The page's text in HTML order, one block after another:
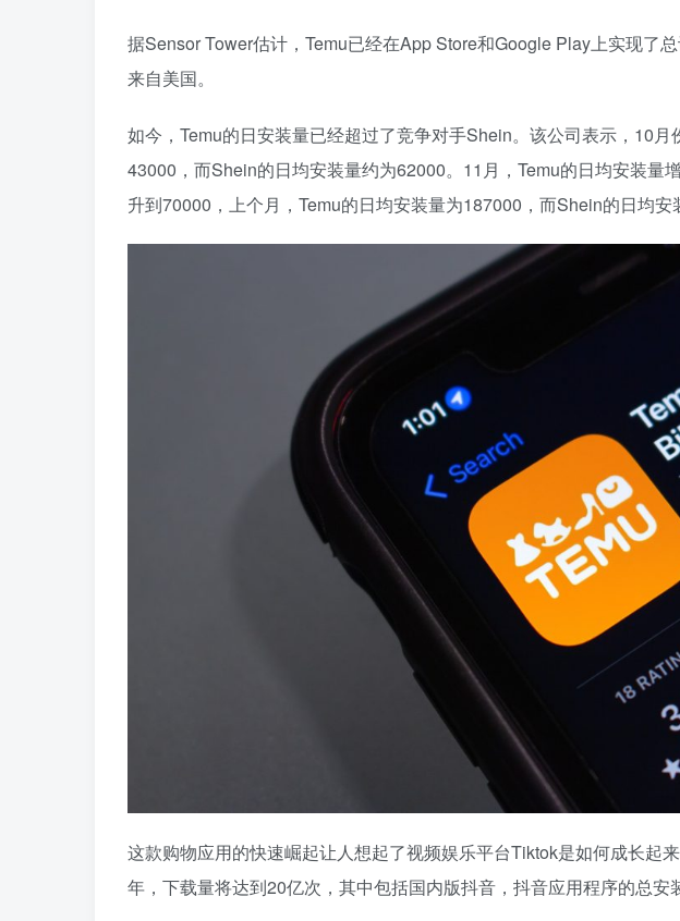
据Sensor Tower估计，Temu已经在App Store和Google Play上实现了
来自美国。
如今，Temu的日安装量已经超过了竞争对手Shein。该公司表示，10
43000，而Shein的日均安装量约为62000。11月，Temu的日均安装量
升到70000，上个月，Temu的日均安装量为187000，而Shein的日均安
这款购物应用的快速崛起让人想起了视频娱乐平台Tiktok是如何成长起
年，下载量将达到20亿次，其中包括国内版抖音，抖音应用程序的总安